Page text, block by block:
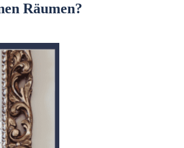
Räumen?